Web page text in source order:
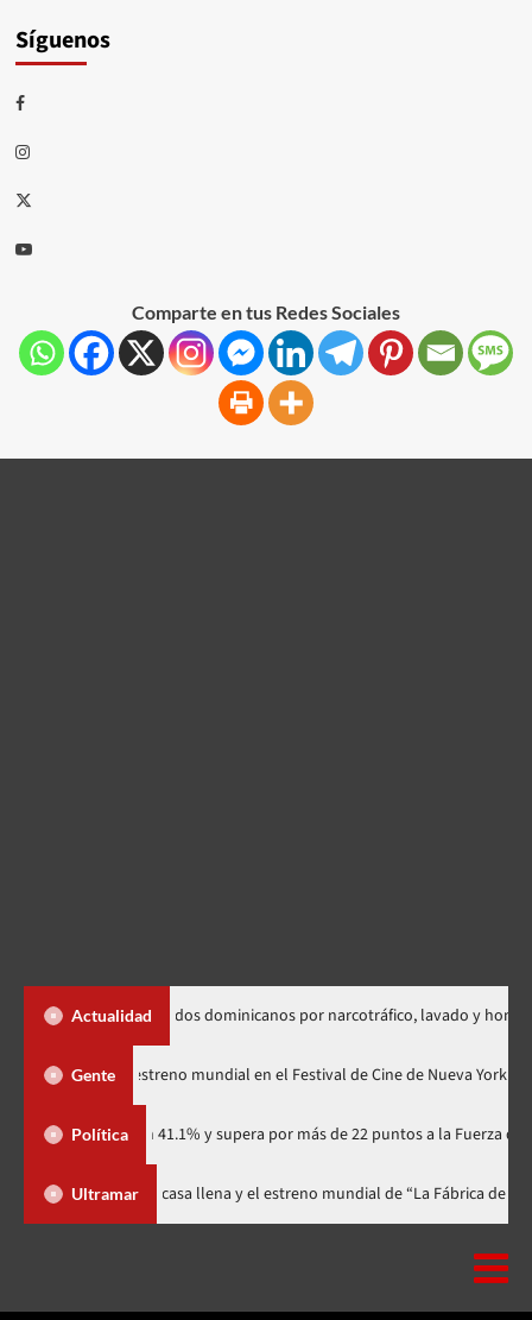
Síguenos
Comparte en tus Redes Sociales
Actualidad
de dos dominicanos por narcotráfico, lavado y homicidio
Gente
Minus Zero» tendrá su estreno mundial en el Festival de Cine de
Política
con 41.1% y supera por más de 22 puntos a la Fuerza del Pueblo
Ultramar
celebra 15 años con una gala a casa llena y el estreno mundial de “La